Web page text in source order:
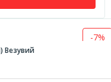
-7%
Везувий